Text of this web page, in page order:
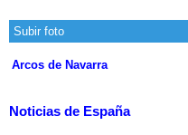
Subir foto
Arcos de Navarra
Noticias de España